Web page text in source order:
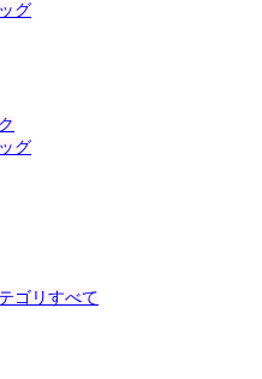
グ
グ
ゴリすべて